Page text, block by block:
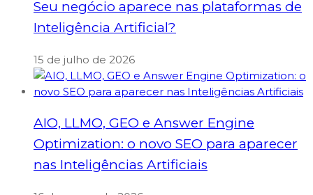
Seu negócio aparece nas plataformas de
Inteligência Artificial?
15 de julho de 2026
AIO, LLMO, GEO e Answer Engine
Optimization: o novo SEO para aparecer
nas Inteligências Artificiais